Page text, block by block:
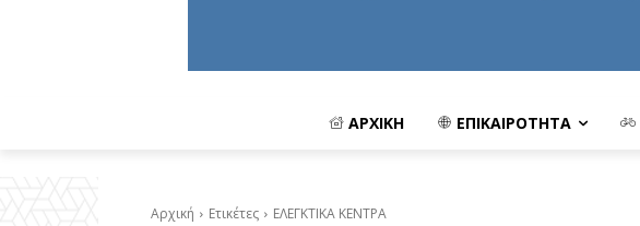
ΑΡΧΙΚΗ ΕΠΙΚΑΙΡΟΤΗΤΑ
Αρχική Ετικέτες ΕΛΕΓΚΤΙΚΑ ΚΕΝΤΡΑ